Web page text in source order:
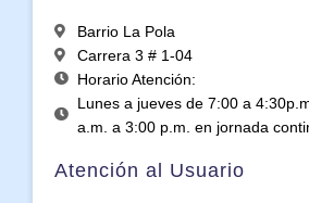
Barrio La Pola
Carrera 3 # 1-04
Horario Atención:
Lunes a jueves de 7:00 a
a.m. a 3:00 p.m. en jornada
Atención al Usuario